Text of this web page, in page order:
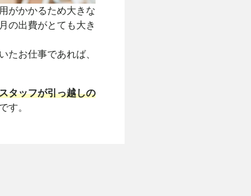
がかかるため大きな
の出費がとても大き
たお仕事であれば、
タッフが引っ越しの
す。